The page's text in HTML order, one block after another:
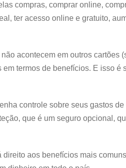
compras, comprar online,
ter acesso online e gratuito,
acontecem em outros cartões
termos de benefícios. E isso é
controle sobre seus gastos
que é um seguro opcional,
direito aos benefícios mais